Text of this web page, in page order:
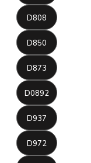
D808
D850
D873
D0892
D937
D972